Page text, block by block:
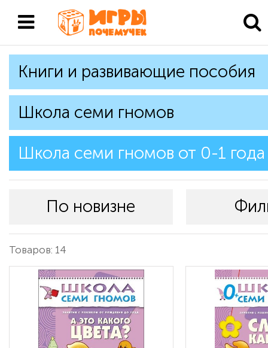
Книги и развивающие пособия
Школа семи гномов
Школа семи гномов от 0-1 года
По новизне
Товаров: 14